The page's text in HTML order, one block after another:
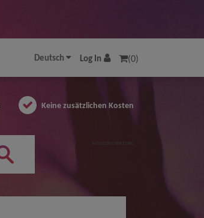
Deutsch Log In (0)
Keine zusätzlichen Kosten